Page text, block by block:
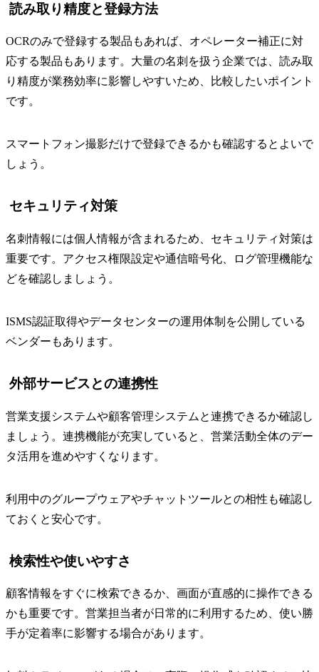
読み取り精度と登録方法
OCRのみで登録する製品もあれば、オペレーター補正に対
応する製品もあります。大量の名刺を扱う企業では、読み取
り精度が業務効率に影響しやすいため、比較したいポイント
です。
スマートフォン撮影だけで登録できるかも確認するとよいで
しょう。
セキュリティ対策
名刺情報には個人情報が含まれるため、セキュリティ対策は
重要です。アクセス権限設定や通信暗号化、ログ管理機能な
どを確認しましょう。
ISMS認証取得やデータセンターの運用体制を公開している
ベンダーもあります。
外部サービスとの連携性
営業支援システムや顧客管理システムと連携できるか確認し
ましょう。連携機能が充実していると、営業活動全体のデー
タ活用を進めやすくなります。
利用中のグループウェアやチャットツールとの相性も確認し
ておくと安心です。
検索性や使いやすさ
顧客情報をすぐに検索できるか、画面が直感的に操作できる
かも重要です。営業担当者が日常的に利用するため、使い勝
手が定着率に影響する場合があります。